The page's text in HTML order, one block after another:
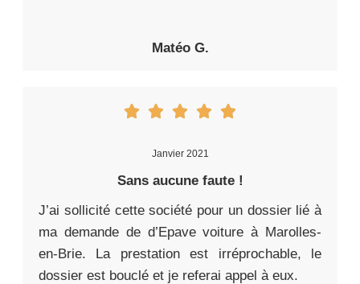
Matéo G.
Janvier 2021
Sans aucune faute !
J’ai sollicité cette société pour un dossier lié à
ma demande de d’Epave voiture à Marolles-
en-Brie. La prestation est irréprochable, le
dossier est bouclé et je referai appel à eux.